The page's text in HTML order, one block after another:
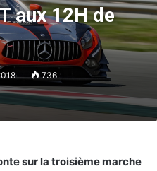
aux 12H de
736
sur la troisième marche